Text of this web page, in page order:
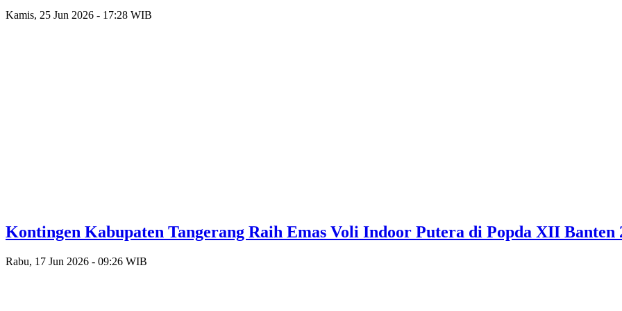
Kamis, 25 Jun 2026 - 17:28 WIB
Kontingen Kabupaten Tangerang Raih Emas Voli Indoor Putera di Popda XII Banten
Rabu, 17 Jun 2026 - 09:26 WIB